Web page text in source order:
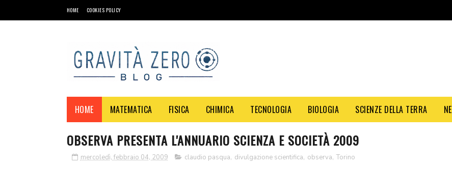
HOME COOKIES POLICY
HOME MATEMATICA FISICA CHIMICA TECNOLOGIA BIOLOGIA SCIENZE DELLA TERRA
OBSERVA PRESENTA L'ANNUARIO SCIENZA E SOCIETÀ 2009
mercoledì, febbraio 04, 2009 claudio pasqua, divulgazione scientifica, observa, Torino